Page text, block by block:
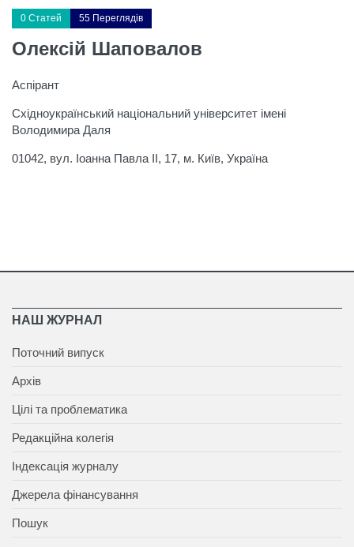
0 Статей 55 Переглядів
Олексій Шаповалов
Аспірант
Східноукраїнський національний університет імені
Володимира Даля
01042, вул. Іоанна Павла ІІ, 17, м. Київ, Україна
НАШ ЖУРНАЛ
Поточний випуск
Архів
Цілі та проблематика
Редакційна колегія
Індексація журналу
Джерела фінансування
Пошук